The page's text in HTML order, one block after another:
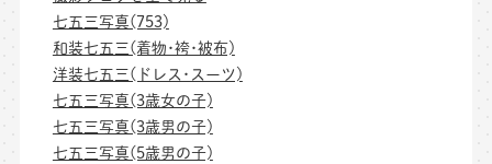
七五三写真(753)
和装七五三(着物･袴･被布)
洋装七五三(ドレス･スーツ)
七五三写真(3歳女の子)
七五三写真(3歳男の子)
七五三写真(5歳男の子)